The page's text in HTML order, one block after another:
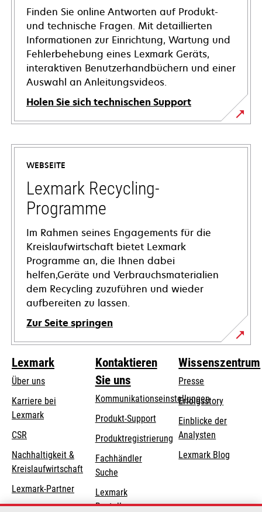
Finden Sie online Antworten auf Produkt-
und technische Fragen. Mit detaillierten
Informationen zur Einrichtung, Wartung und
Fehlerbehebung eines Lexmark Geräts,
interaktiven Benutzerhandbüchern und einer
Auswahl an Anleitungsvideos.
Holen Sie sich technischen Support
wird
in
neuen
Registerkarte
geöffnet
WEBSEITE
Lexmark Recycling-
Programme
Im Rahmen seines Engagements für die
Kreislaufwirtschaft bietet Lexmark
Programme an, die Ihnen dabei
helfen,Geräte und Verbrauchsmaterialien
dem Recycling zuzuführen und wieder
aufbereiten zu lassen.
Zur Seite springen
Lexmark
Über uns
Karriere bei
Lexmark
CSR
Nachhaltigkeit &
Kreislaufwirtschaft
Lexmark-Partner
Kontaktieren
Sie uns
Kommunikationseinstellungen
wird
in
einer
neuen
Registerkarte
geöffnet
Produkt-Supportwird
einer
neuen
Produktregistrierung
Fachhändler
Suche
Lexmark
Bestellungen
Wissenszentrum
Presse
Erfolgsstory
Einblicke der
Analysten
Lexmark Blog